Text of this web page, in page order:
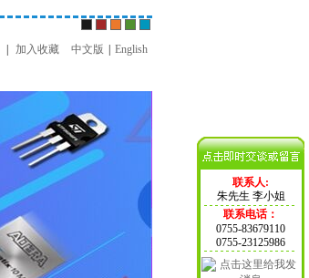
联系人:
朱先生 李小姐
联系电话：
0755-83679110
0755-23125986
加入收藏 中文版 English